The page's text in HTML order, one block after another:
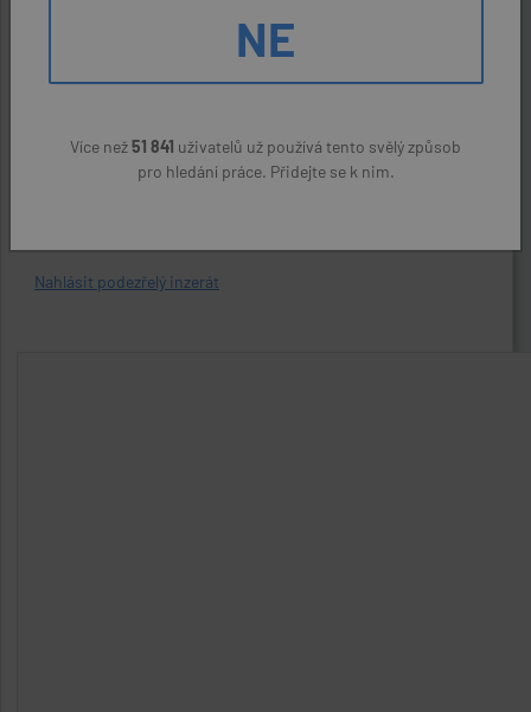
Nahlásit podezřelý inzerát
NE
Více než51 841 uživatelů už používá tento svělý způsob
pro hledání práce. Přidejte se k nim.